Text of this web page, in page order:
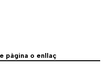
pàgina o enllaç